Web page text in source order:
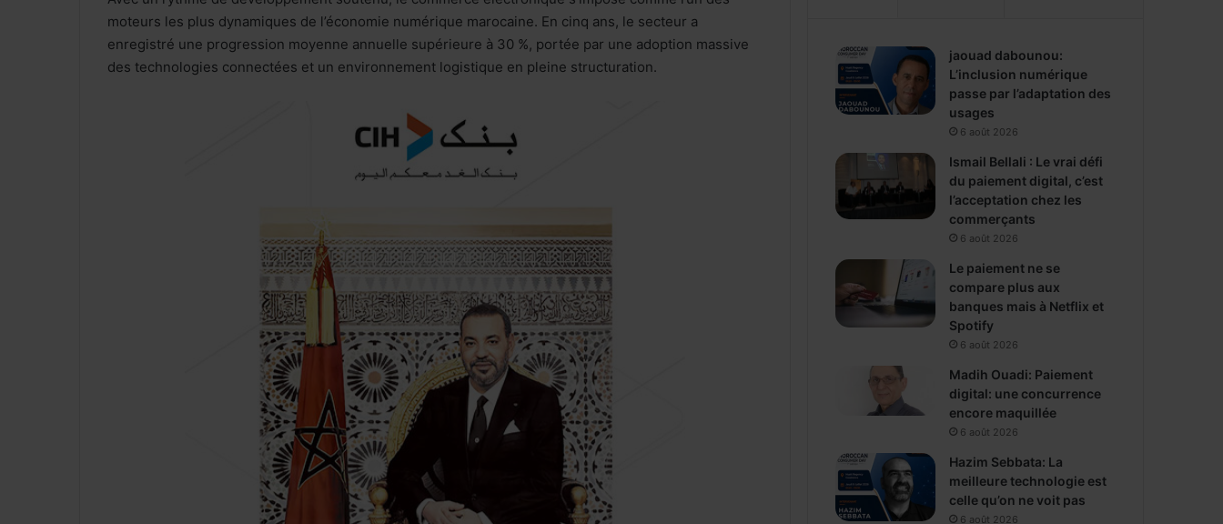
moteurs les plus dynamiques de l’économie numérique marocaine. En cinq ans, le secteur a
enregistré une progression moyenne annuelle supérieure à 30 %, portée par une adoption massive
des technologies connectées et un environnement logistique en pleine structuration.
jaouad dabounou:
L’inclusion numérique
passe par l’adaptation des
usages
6 août 2026
Ismail Bellali : Le vrai défi
du paiement digital, c’est
l’acceptation chez les
commerçants
6 août 2026
Le paiement ne se
compare plus aux
banques mais à Netflix et
Spotify
6 août 2026
Madih Ouadi: Paiement
digital: une concurrence
encore maquillée
6 août 2026
Hazim Sebbata: La
meilleure technologie est
celle qu’on ne voit pas
6 août 2026